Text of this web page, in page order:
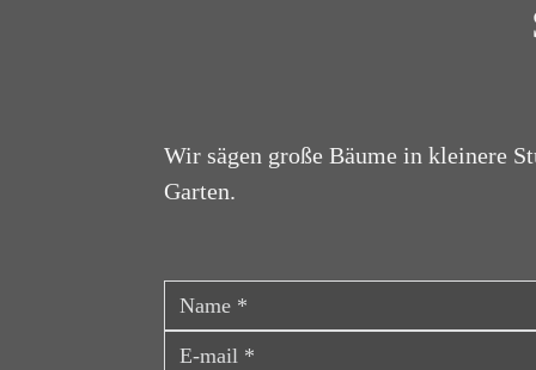
Wir sägen große Bäume in kleinere
Garten.